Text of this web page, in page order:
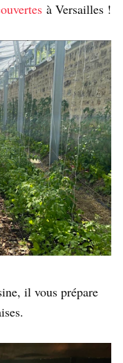
à Versailles !
il vous prépare